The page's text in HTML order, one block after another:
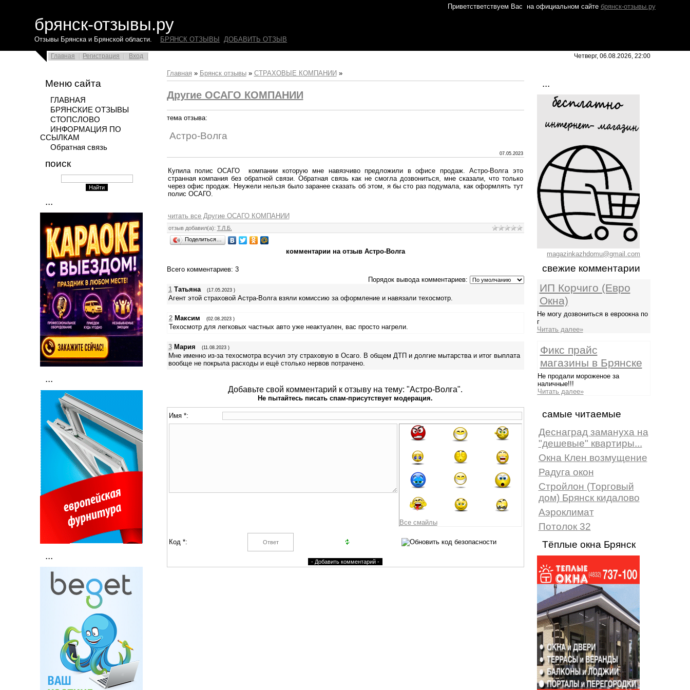
Приветстветствуем Вас на официальном сайте брянск-отзывы.ру
брянск-отзывы.ру
Отзывы Брянска и Брянской области. БРЯНСК ОТЗЫВЫ ДОБАВИТЬ ОТЗЫВ
Главная Регистрация Вход Четверг, 06.08.2026, 22:00
Меню сайта
ГЛАВНАЯ
БРЯНСКИЕ ОТЗЫВЫ
СТОПСЛОВО
ИНФОРМАЦИЯ ПО
ССЫЛКАМ
Обратная связь
поиск
...
...
...
Главная » Брянск отзывы» СТРАХОВЫЕ КОМПАНИИ »
Другие ОСАГО КОМПАНИИ
тема отзыва:
Астро-Волга
07.05.2023
Купила полис ОСАГО компании которую мне навязчиво предложили в офисе продаж. Астро-Волга это
странная компания без обратной связи. Обратная связь как не смогла дозвониться, мне сказали, что только
через офис продаж. Неужели нельзя было заранее сказать об этом, я бы сто раз подумала, как оформлять тут
полис ОСАГО.
читать все Другие ОСАГО КОМПАНИИ
отзыв добавил(а): Т.Л.Б.
Поделиться…
комментарии на отзыв Астро-Волга
Всего комментариев: 3
Порядок вывода комментариев:
1 Татьяна (17.05.2023 )
Агент этой страховой Астра-Волга взяли комиссию за оформление и навязали техосмотр.
2 Максим (02.08.2023 )
Техосмотр для легковых частных авто уже неактуален, вас просто нагрели.
3 Мария (11.08.2023 )
Мне именно из-за техосмотра всучил эту страховую в Осаго. В общем ДТП и долгие мытарства и итог выплата
вообще не покрыла расходы и ещё столько нервов потрачено.
Добавьте свой комментарий к отзыву на тему: "Астро-Волга".
Не пытайтесь писать спам-присутствует модерация.
Имя *:
Все смайлы
Код *:
...
magazinkazhdomu@gmail.com
свежие комментарии
ИП Корчиго (Евро
Окна)
Не могу дозвониться в евроокна по
г
Читать далее»
Фикс прайс
магазины в Брянске
Не продали мороженое за
наличные!!!
Читать далее»
самые читаемые
Деснаград замануха на
"дешевые" квартиры...
Окна Клен возмущение
Радуга окон
Стройлон (Торговый
дом) Брянск кидалово
Аэроклимат
Потолок 32
Тёплые окна Брянск